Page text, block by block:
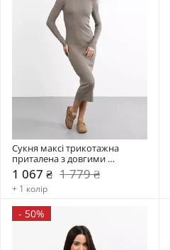
Сукня максі трикотажна
приталена з довгими
рукавами PLA-231035
1 067 ₴ 1 779 ₴
+ 1 колір
- 50%